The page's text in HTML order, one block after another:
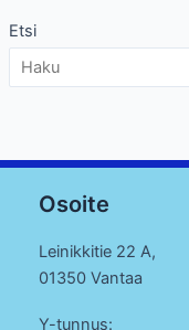
Etsi
Osoite
Leinikkitie 22 A,
01350 Vantaa
Y-tunnus: